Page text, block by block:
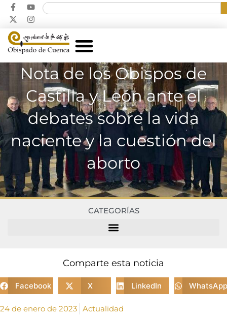
Nota de los Obispos de
Castilla y León ante el
debates sobre la vida
naciente y la cuestión del
aborto
CATEGORÍAS
Comparte esta noticia
Facebook X LinkedIn WhatsApp
24 de enero de 2023 Actualidad